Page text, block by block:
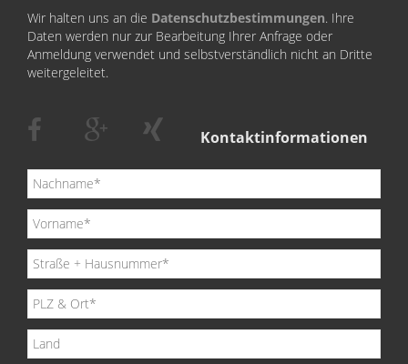
Wir halten uns an die Datenschutzbestimmungen. Ihre
Daten werden nur zur Bearbeitung Ihrer Anfrage oder
Anmeldung verwendet und selbstverständlich nicht an Dritte
weitergeleitet.
Kontaktinformationen